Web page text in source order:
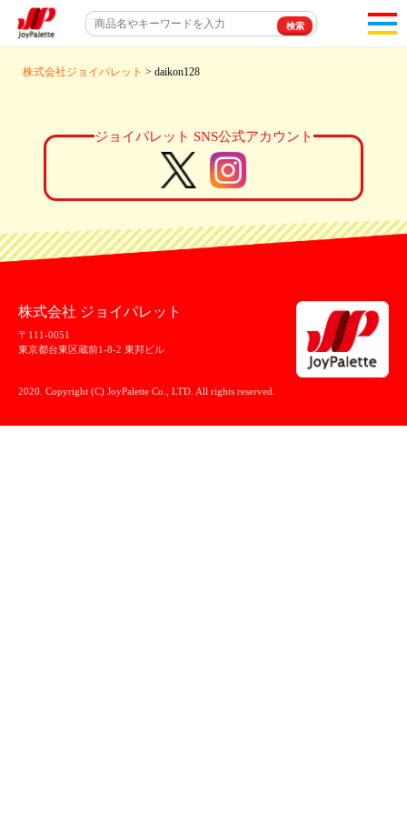
株式会社ジョイパレット > daikon128
ジョイパレット SNS公式アカウント
株式会社 ジョイパレット
〒111-0051
東京都台東区蔵前1-8-2 東邦ビル
2020. Copyright (C) JoyPalette Co., LTD. All rights reserved.